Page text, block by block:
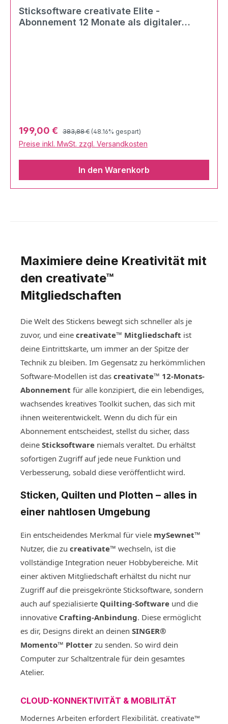
Durchschnittliche Bewertung von 5 von 5 Sternen
Sticksoftware creativate Elite -
Abonnement 12 Monate als digitaler
Verkaufspreis:
199,00 € Regulärer Preis:
383,88 € (48.16% gespart)
Preise inkl. MwSt. zzgl. Versandkosten
In den Warenkorb
Maximiere deine Kreativität mit
den creativate™
Mitgliedschaften
Die Welt des Stickens bewegt sich schneller als je
zuvor, und eine creativate™ Mitgliedschaft ist
deine Eintrittskarte, um immer an der Spitze der
Technik zu bleiben. Im Gegensatz zu herkömmlichen
Software-Modellen ist das creativate™ 12-Monats-
Abonnement für alle konzipiert, die ein lebendiges,
wachsendes kreatives Toolkit suchen, das sich mit
ihnen weiterentwickelt. Wenn du dich für ein
Abonnement entscheidest, stellst du sicher, dass
deine Sticksoftware niemals veraltet. Du erhältst
sofortigen Zugriff auf jede neue Funktion und
Verbesserung, sobald diese veröffentlicht wird.
Sticken, Quilten und Plotten – alles in
einer nahtlosen Umgebung
Ein entscheidendes Merkmal für viele mySewnet™
Nutzer, die zu creativate™ wechseln, ist die
vollständige Integration neuer Hobbybereiche. Mit
einer aktiven Mitgliedschaft erhältst du nicht nur
Zugriff auf die preisgekrönte Sticksoftware, sondern
auch auf spezialisierte Quilting-Software und die
innovative Crafting-Anbindung. Diese ermöglicht
es dir, Designs direkt an deinen SINGER®
Momento™ Plotter zu senden. So wird dein
Computer zur Schaltzentrale für dein gesamtes
Atelier.
CLOUD-KONNEKTIVITÄT & MOBILITÄT
Modernes Arbeiten erfordert Flexibilität. creativate™